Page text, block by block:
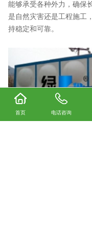
能够承受各种外力，确保
是自然灾害还是工程施工
持稳定和可靠。
首页 电话咨询